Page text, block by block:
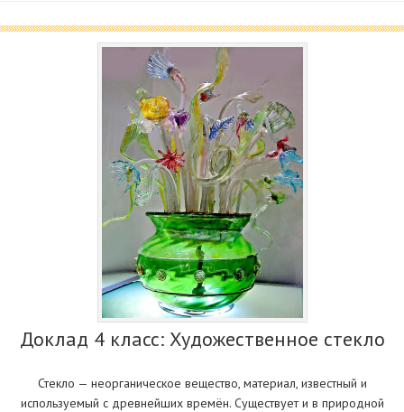
Доклад 4 класс: Художественное стекло
Стекло — неорганическое вещество, материал, известный и
используемый с древнейших времён. Существует и в природной